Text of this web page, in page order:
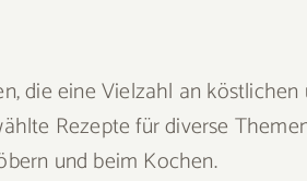
die eine Vielzahl an
Rezepte für diverse
und beim Kochen.